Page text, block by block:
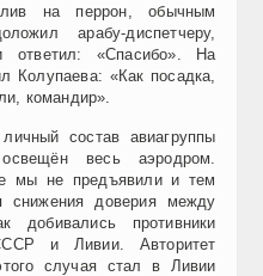
на перрон, обычным
арабу-диспетчеру,
ответил: «Спасибо». На
Колупаева: «Как посадка,
командир».
состав авиагруппы
весь аэродром.
мы не предъявили и тем
доверия между
добивались противники
и Ливии. Авторитет
случая стал в Ливии